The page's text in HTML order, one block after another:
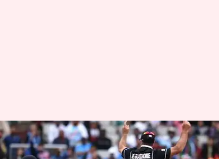
जानिए साल 2019 में खेले गए कौन
से पांच वनडे मुकाबले रहे सबसे